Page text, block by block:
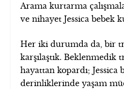
Arama kurtarma
ve nihayet Jessica bebek
Her iki durumda da, bir
karşılaştık. Beklenmedik
hayattan kopardı; Jessica
derinliklerinde yaşam